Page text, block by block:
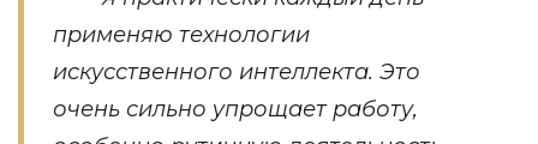
применяю технологии
искусственного интеллекта. Это
очень сильно упрощает работу,